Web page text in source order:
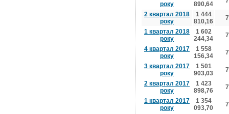
року
890,64
2 квартал 2018
року
1 444
810,16
1 квартал 2018
року
1 602
244,34
4 квартал 2017
року
1 558
156,34
3 квартал 2017
року
1 501
903,03
2 квартал 2017
року
1 423
898,76
1 квартал 2017
року
1 354
093,70